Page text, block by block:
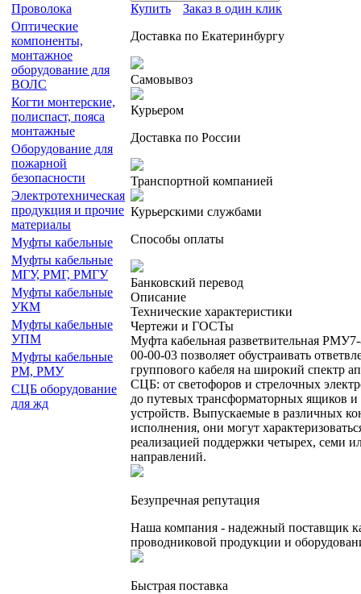
Проволока
Оптические
компоненты,
монтажное
оборудование для
ВОЛС
Когти монтерские,
полиспаст, пояса
монтажные
Оборудование для
пожарной
безопасности
Электротехническая
продукция и прочие
материалы
Муфты кабельные
Муфты кабельные
МГУ, РМГ, РМГУ
Муфты кабельные
УКМ
Муфты кабельные
УПМ
Муфты кабельные
РМ, РМУ
СЦБ оборудование
для жд
Купить
Заказ в один клик
Доставка по Екатеринбургу
Самовывоз
Курьером
Доставка по России
Транспортной компанией
Курьерскими службами
Способы оплаты
Банковский перевод
Описание
Технические характеристики
Чертежи и ГОСТы
Муфта кабельная разветвительная
00-00-03 позволяет обустраивать
группового кабеля на широкий спектр
СЦБ: от светофоров и стрелочных
до путевых трансформаторных ящиков и
устройств. Выпускаемые в различных
исполнения, они могут
реализацией поддержки четырех, семи
направлений.
Безупречная репутация
Наша компания - надежный поставщик
проводниковой продукции и
Быстрая поставка